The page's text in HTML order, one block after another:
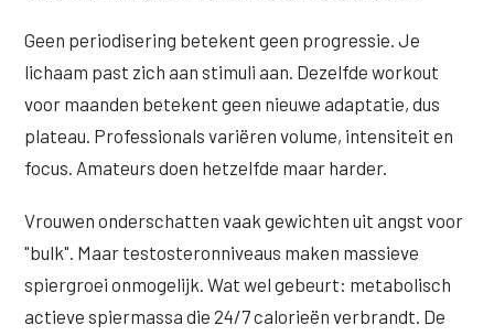
Geen periodisering betekent geen progressie. Je
lichaam past zich aan stimuli aan. Dezelfde workout
voor maanden betekent geen nieuwe adaptatie, dus
plateau. Professionals variëren volume, intensiteit en
focus. Amateurs doen hetzelfde maar harder.
Vrouwen onderschatten vaak gewichten uit angst voor
"bulk". Maar testosteronniveaus maken massieve
spiergroei onmogelijk. Wat wel gebeurt: metabolisch
actieve spiermassa die 24/7 calorieën verbrandt. De